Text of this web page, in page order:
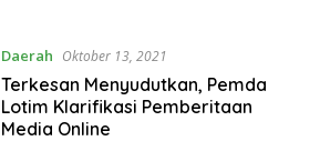
Daerah Oktober 13, 2021
Terkesan Menyudutkan, Pemda
Lotim Klarifikasi Pemberitaan
Media Online